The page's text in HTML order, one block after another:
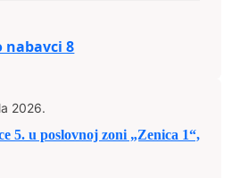
nabavci 8
2026.
5. u poslovnoj zoni „Zenica 1“,